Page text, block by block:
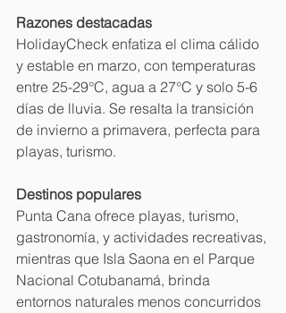
Razones destacadas
HolidayCheck enfatiza el clima cálido
y estable en marzo, con temperaturas
entre 25-29°C, agua a 27°C y solo 5-6
días de lluvia. Se resalta la transición
de invierno a primavera, perfecta para
playas, turismo.
Destinos populares
Punta Cana ofrece playas, turismo,
gastronomía, y actividades recreativas,
mientras que Isla Saona en el Parque
Nacional Cotubanamá, brinda
entornos naturales menos concurridos